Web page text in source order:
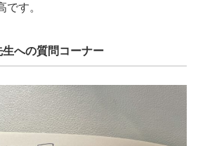
です。
への質問コーナー